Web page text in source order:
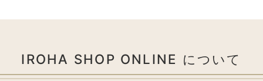
IROHA SHOP ONLINE について